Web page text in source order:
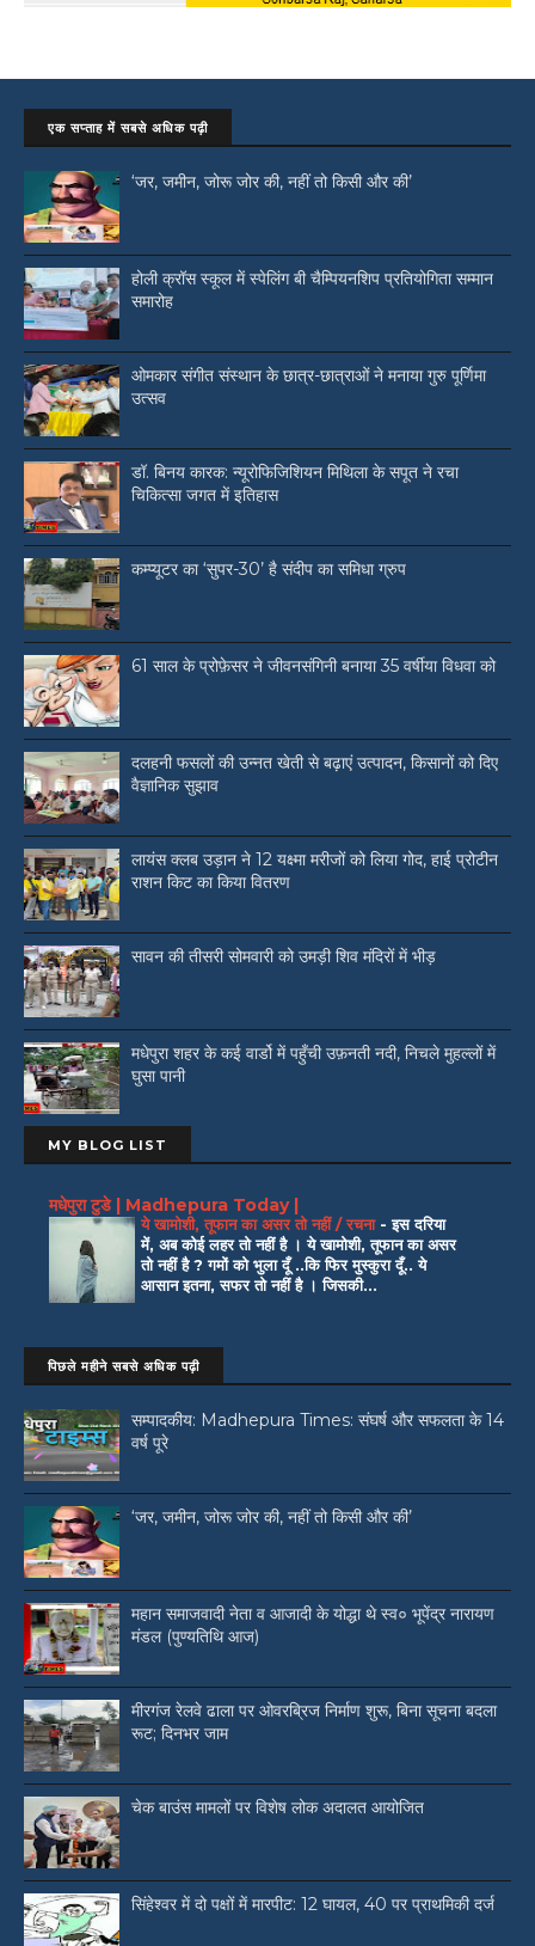
एक सप्ताह में सबसे अधिक पढ़ी
‘जर, जमीन, जोरू जोर की, नहीं तो किसी और की’
होली क्रॉस स्कूल में स्पेलिंग बी चैम्पियनशिप प्रतियोगिता सम्मान
समारोह
ओमकार संगीत संस्थान के छात्र-छात्राओं ने मनाया गुरु पूर्णिमा
उत्सव
डॉ. बिनय कारक: न्यूरोफिजिशियन मिथिला के सपूत ने रचा
चिकित्सा जगत में इतिहास
कम्प्यूटर का ‘सुपर-30’ है संदीप का समिधा ग्रुप
61 साल के प्रोफ़ेसर ने जीवनसंगिनी बनाया 35 वर्षीया विधवा को
दलहनी फसलों की उन्नत खेती से बढ़ाएं उत्पादन, किसानों को दिए
वैज्ञानिक सुझाव
लायंस क्लब उड़ान ने 12 यक्ष्मा मरीजों को लिया गोद, हाई प्रोटीन
राशन किट का किया वितरण
सावन की तीसरी सोमवारी को उमड़ी शिव मंदिरों में भीड़
मधेपुरा शहर के कई वार्डो में पहुँची उफ़नती नदी, निचले मुहल्लों में
घुसा पानी
MY BLOG LIST
मधेपुरा टुडे | Madhepura Today |
ये खामोशी, तूफान का असर तो नहीं / रचना -इस दरिया
में, अब कोई लहर तो नहीं है । ये खामोशी, तूफान का असर
तो नहीं है ? गमों को भुला दूँ ..कि फिर मुस्कुरा दूँ.. ये
आसान इतना, सफर तो नहीं है । जिसकी...
पिछले महीने सबसे अधिक पढ़ी
सम्पादकीय: Madhepura Times: संघर्ष और सफलता के 14
वर्ष पूरे
‘जर, जमीन, जोरू जोर की, नहीं तो किसी और की’
महान समाजवादी नेता व आजादी के योद्धा थे स्व० भूपेंद्र नारायण
मंडल (पुण्यतिथि आज)
मीरगंज रेलवे ढाला पर ओवरब्रिज निर्माण शुरू, बिना सूचना बदला
रूट; दिनभर जाम
चेक बाउंस मामलों पर विशेष लोक अदालत आयोजित
सिंहेश्वर में दो पक्षों में मारपीट: 12 घायल, 40 पर प्राथमिकी दर्ज